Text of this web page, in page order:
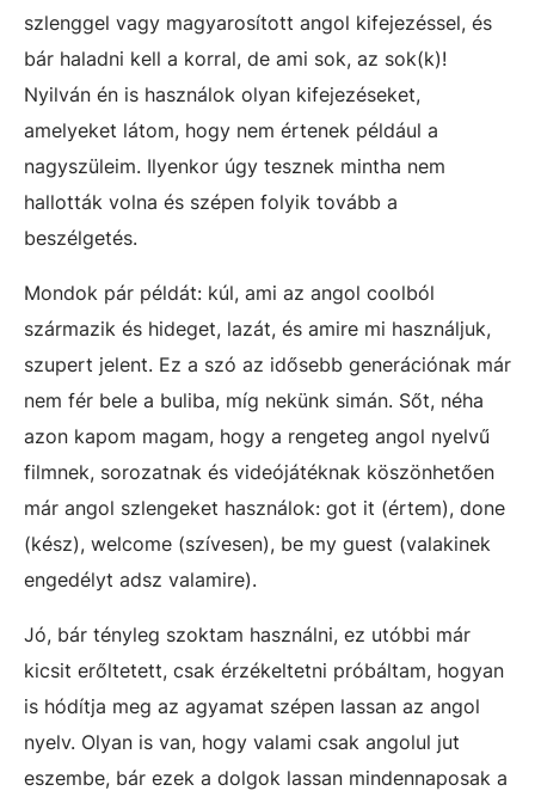
szlenggel vagy magyarosított angol kifejezéssel, és
bár haladni kell a korral, de ami sok, az sok(k)!
Nyilván én is használok olyan kifejezéseket,
amelyeket látom, hogy nem értenek például a
nagyszüleim. Ilyenkor úgy tesznek mintha nem
hallották volna és szépen folyik tovább a
beszélgetés.
Mondok pár példát: kúl, ami az angol coolból
származik és hideget, lazát, és amire mi használjuk,
szupert jelent. Ez a szó az idősebb generációnak már
nem fér bele a buliba, míg nekünk simán. Sőt, néha
azon kapom magam, hogy a rengeteg angol nyelvű
filmnek, sorozatnak és videójátéknak köszönhetően
már angol szlengeket használok: got it (értem), done
(kész), welcome (szívesen), be my guest (valakinek
engedélyt adsz valamire).
Jó, bár tényleg szoktam használni, ez utóbbi már
kicsit erőltetett, csak érzékeltetni próbáltam, hogyan
is hódítja meg az agyamat szépen lassan az angol
nyelv. Olyan is van, hogy valami csak angolul jut
eszembe, bár ezek a dolgok lassan mindennaposak a